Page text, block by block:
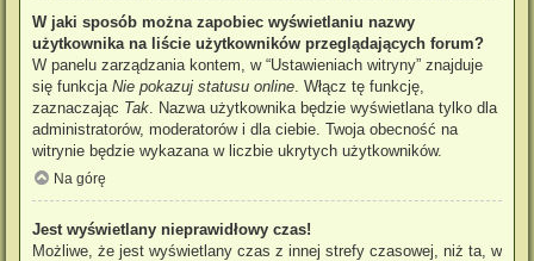
W jaki sposób można zapobiec wyświetlaniu nazwy
użytkownika na liście użytkowników przeglądających forum?
W panelu zarządzania kontem, w “Ustawieniach witryny” znajduje
się funkcja Nie pokazuj statusu online . Włącz tę funkcję,
zaznaczając Tak . Nazwa użytkownika będzie wyświetlana tylko dla
administratorów, moderatorów i dla ciebie. Twoja obecność na
witrynie będzie wykazana w liczbie ukrytych użytkowników.
Na górę
Jest wyświetlany nieprawidłowy czas!
Możliwe, że jest wyświetlany czas z innej strefy czasowej, niż ta, w